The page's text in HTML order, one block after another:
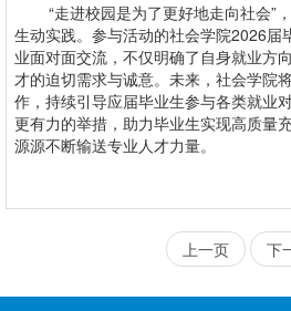
“走进校园是为了更好地走向社会”
生动实践。参与活动的社会学院2026届
业面对面交流，不仅明确了自身就业方
才的迫切需求与诚意。未来，社会学院
作，持续引导应届毕业生参与各类就业
更有力的举措，助力毕业生实现高质量
源源不断输送专业人才力量。
上一页 下